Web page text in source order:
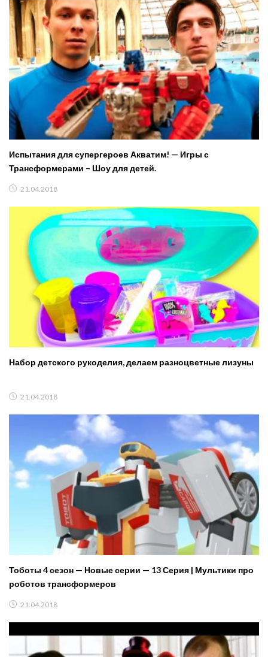
Испытания для супергероев Акватим! — Игры с
Трансформерами – Шоу для детей.
21.04.2018
Набор детского рукоделия, делаем разноцветные лизуны
21.04.2018
Тоботы 4 сезон — Новые серии — 13 Серия | Мультики про
роботов трансформеров
21.04.2018